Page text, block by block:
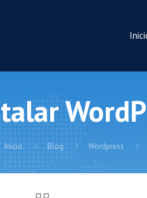
Inicio Blog Wordpress